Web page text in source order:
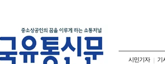
시민기자 | 기